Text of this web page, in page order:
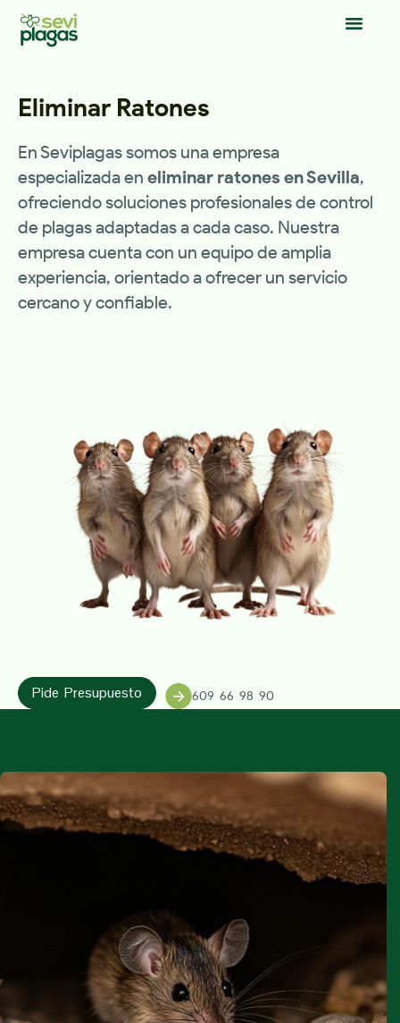
Eliminar Ratones
En Seviplagas somos una empresa
especializada en eliminar ratones en Sevilla,
ofreciendo soluciones profesionales de control
de plagas adaptadas a cada caso. Nuestra
empresa cuenta con un equipo de amplia
experiencia, orientado a ofrecer un servicio
cercano y confiable.
Pide Presupuesto 609 66 98 90